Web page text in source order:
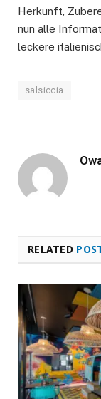
Herkunft,
nun alle
leckere
salsiccia
RELATED